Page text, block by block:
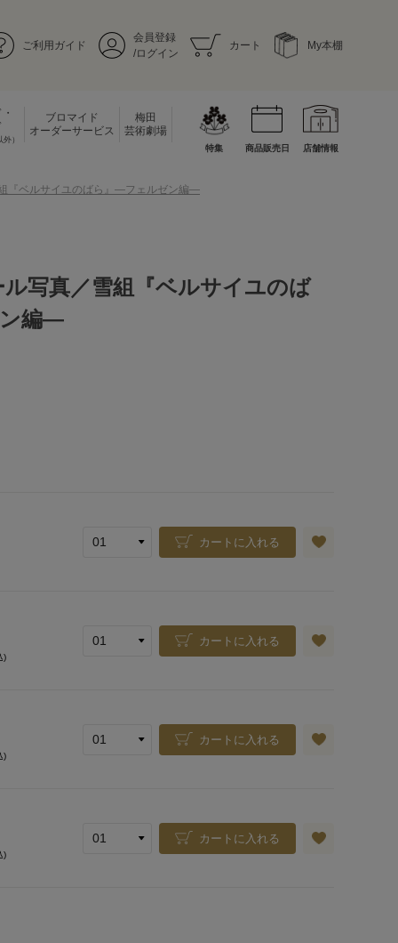
ご利用ガイド
会員登録
/ログイン
カート My本棚
）
ブロマイド
オーダーサービス
梅田
芸術劇場
特集 商品販売日 店舗情報
『ベルサイユのばら』―フェルゼン編―
写真／雪組『ベルサイユのば
編―
カートに入れる
)
カートに入れる
)
カートに入れる
)
カートに入れる